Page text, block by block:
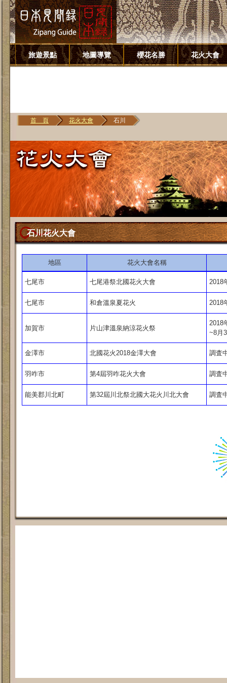
旅遊景點 地圖導覽 櫻花名勝 花火大會
首 頁 花火大會 石川
石川花火大會
地區 花火大會名稱
七尾市 七尾港祭北國花火大會 2018
七尾市 和倉溫泉夏花火 2018
加賀市 片山津溫泉納涼花火祭
2018
~8月
金澤市 北國花火2018金澤大會 調査
羽咋市 第4屆羽咋花火大會 調査
能美郡川北町 第32屆川北祭北國大花火川北大會 調査